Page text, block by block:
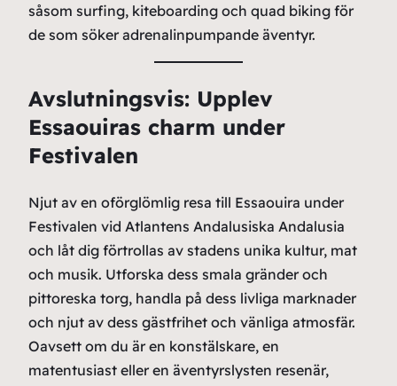
såsom surfing, kiteboarding och quad biking för
de som söker adrenalinpumpande äventyr.
Avslutningsvis: Upplev
Essaouiras charm under
Festivalen
Njut av en oförglömlig resa till Essaouira under
Festivalen vid Atlantens Andalusiska Andalusia
och låt dig förtrollas av stadens unika kultur, mat
och musik. Utforska dess smala gränder och
pittoreska torg, handla på dess livliga marknader
och njut av dess gästfrihet och vänliga atmosfär.
Oavsett om du är en konstälskare, en
matentusiast eller en äventyrslysten resenär,